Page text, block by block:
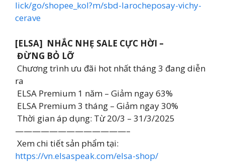
lick/go/shopee_kol?m/sbd-larocheposay-vichy-
cerave
[ELSA] NHẮC NHẸ SALE CỰC HỜI –
ĐỪNG BỎ LỠ
Chương trình ưu đãi hot nhất tháng 3 đang diễn
ra
ELSA Premium 1 năm – Giảm ngay 63%
ELSA Premium 3 tháng – Giảm ngay 30%
Thời gian áp dụng: Từ 20/3 – 31/3/2025
—————————————–
Xem chi tiết sản phẩm tại:
https://vn.elsaspeak.com/elsa-shop/